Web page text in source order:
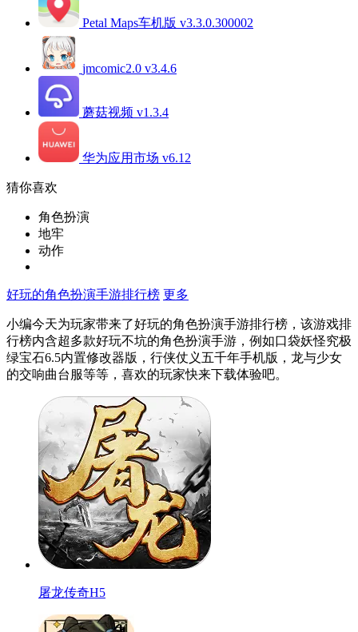
Petal Maps车机版 v3.3.0.300002
jmcomic2.0 v3.4.6
蘑菇视频 v1.3.4
华为应用市场 v6.12
猜你喜欢
角色扮演
地牢
动作
好玩的角色扮演手游排行榜 更多
小编今天为玩家带来了好玩的角色扮演手游排行榜，该游戏排
行榜内含超多款好玩不坑的角色扮演手游，例如口袋妖怪究极
绿宝石6.5内置修改器版，行侠仗义五千年手机版，龙与少女
的交响曲台服等等，喜欢的玩家快来下载体验吧。
屠龙传奇H5